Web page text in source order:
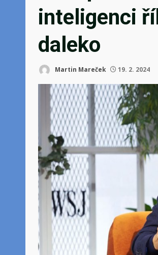
inteligenci
daleko
Martin Mareček 19. 2. 2024